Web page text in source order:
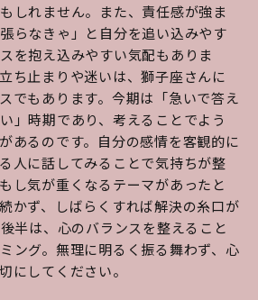
しれません。また、責任感が強ま
らなきゃ」と自分を追い込みやす
を抱え込みやすい気配もありま
ち止まりや迷いは、獅子座さんに
でもあります。今期は「急いで答え
」時期であり、考えることでよう
あるのです。自分の感情を客観的に
人に話してみることで気持ちが整
し気が重くなるテーマがあったと
かず、しばらくすれば解決の糸口が
半は、心のバランスを整えること
ング。無理に明るく振る舞わず、心
にしてください。